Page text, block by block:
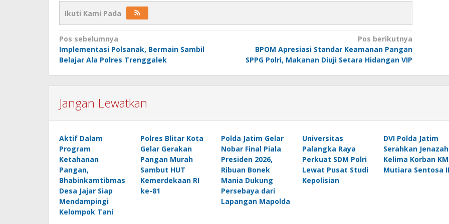
Ikuti Kami Pada
Navigasi
pos
Pos sebelumnya
Implementasi Polsanak, Bermain Sambil
Belajar Ala Polres Trenggalek
Pos berikutnya
BPOM Apresiasi Standar Keamanan Pangan
SPPG Polri, Makanan Diuji Setara Hidangan VIP
Jangan Lewatkan
Aktif Dalam
Program
Ketahanan
Pangan,
Bhabinkamtibmas
Desa Jajar Siap
Mendampingi
Kelompok Tani
Polres Blitar Kota
Gelar Gerakan
Pangan Murah
Sambut HUT
Kemerdekaan RI
ke-81
Polda Jatim Gelar
Nobar Final Piala
Presiden 2026,
Ribuan Bonek
Mania Dukung
Persebaya dari
Lapangan Mapolda
Universitas
Palangka Raya
Perkuat SDM Polri
Lewat Pusat Studi
Kepolisian
DVI Polda Jatim
Serahkan Jenazah
Kelima Korban KM
Mutiara Sentosa II